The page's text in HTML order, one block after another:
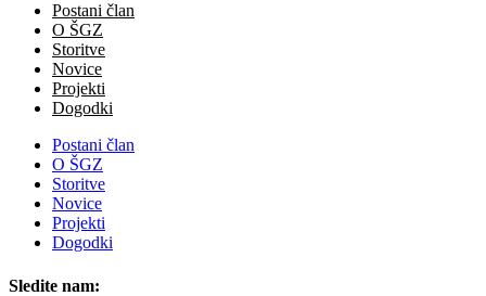
Postani član
O ŠGZ
Storitve
Novice
Projekti
Dogodki
Postani član
O ŠGZ
Storitve
Novice
Projekti
Dogodki
Sledite nam: